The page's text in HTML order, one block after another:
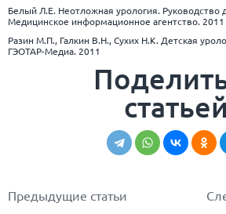
Белый Л.Е. Неотложная урология. Руководство
Медицинское информационное агентство. 2011
Разин М.П., Галкин В.Н., Сухих Н.К. Детская
ГЭОТАР-Медиа. 2011
статьей
Предыдущие статьи